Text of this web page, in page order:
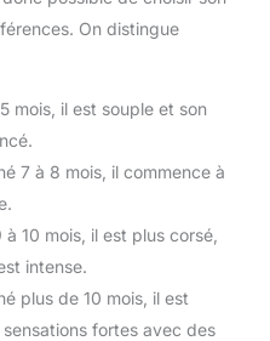
On distingue
mois, il est souple et son
7 à 8 mois, il commence à
à 10 mois, il est plus corsé,
intense.
plus de 10 mois, il est
fortes avec des